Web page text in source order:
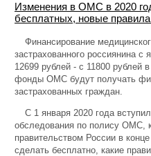
Изменения в ОМС в 2020
бесплатных, новые
Финансирование
застрахованного россиянина с
12699 рублей - с 11800 рублей
фонды ОМС будут получать
застрахованных граждан.
С 1 января 2020 года
обследования по полису ОМС,
правительством России в
сделать бесплатно, какие